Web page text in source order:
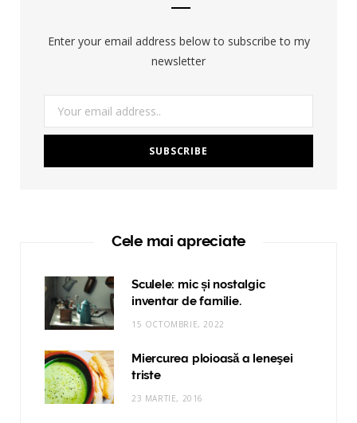
Enter your email address below to subscribe to my
newsletter
Cele mai apreciate
Sculele: mic și nostalgic
inventar de familie.
15 OCTOMBRIE, 2022
Miercurea ploioasă a leneşei
triste
23 MARTIE, 2016